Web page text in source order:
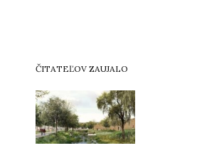
ČITATEĽOV ZAUJALO